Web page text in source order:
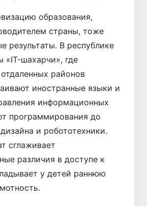
образования,
страны, тоже
результаты. В республике
«IT-шахарчи», где
районов
иностранные языки и
информационных
программирования до
и робототехники.
сглаживает
различия в доступе к
у детей раннюю